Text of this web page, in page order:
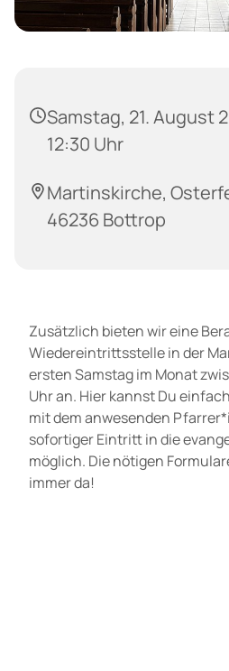
Samstag, 21. August
12:30 Uhr
Martinskirche,
46236 Bottrop
Zusätzlich bieten wir eine
Wiedereintrittsstelle in der
ersten Samstag im Monat
Uhr an. Hier kannst Du
mit dem anwesenden
sofortiger Eintritt in die
möglich. Die nötigen
immer da!